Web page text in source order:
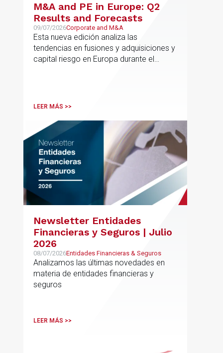
M&A and PE in Europe: Q2
Results and Forecasts
09/07/2026Corporate and M&A
Esta nueva edición analiza las
tendencias en fusiones y adquisiciones y
capital riesgo en Europa durante el
LEER MÁS >>
Newsletter Entidades
Financieras y Seguros | Julio
2026
08/07/2026Entidades Financieras & Seguros
Analizamos las últimas novedades en
materia de entidades financieras y
seguros
LEER MÁS >>